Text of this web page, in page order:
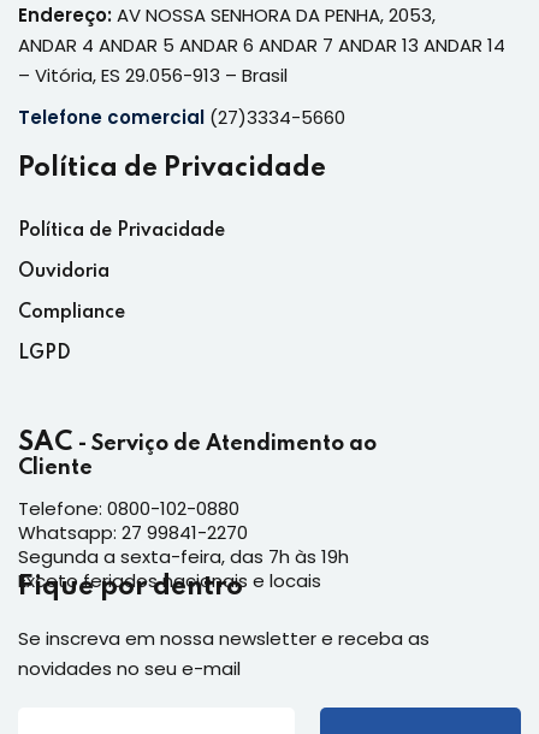
Endereço:AV NOSSA SENHORA DA PENHA, 2053,
ANDAR 4 ANDAR 5 ANDAR 6 ANDAR 7 ANDAR 13 ANDAR 14
– Vitória, ES 29.056-913 – Brasil
Telefone comercial (27)3334-5660
Política de Privacidade
Política de Privacidade
Ouvidoria
Compliance
LGPD
SAC - Serviço de Atendimento ao
Cliente
Telefone: 0800-102-0880
Whatsapp: 27 99841-2270
Segunda a sexta-feira, das 7h às 19h
Exceto feriados nacionais e locais
Fique por dentro
Se inscreva em nossa newsletter e receba as
novidades no seu e-mail